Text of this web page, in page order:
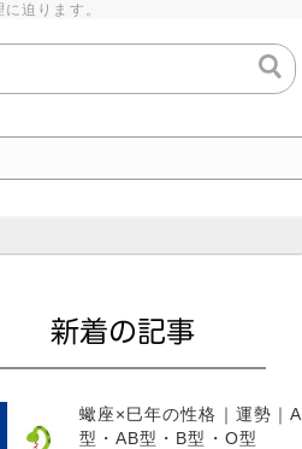
迫ります。
蠍座×巳年の性格｜運勢｜A
型・AB型・B型・O型